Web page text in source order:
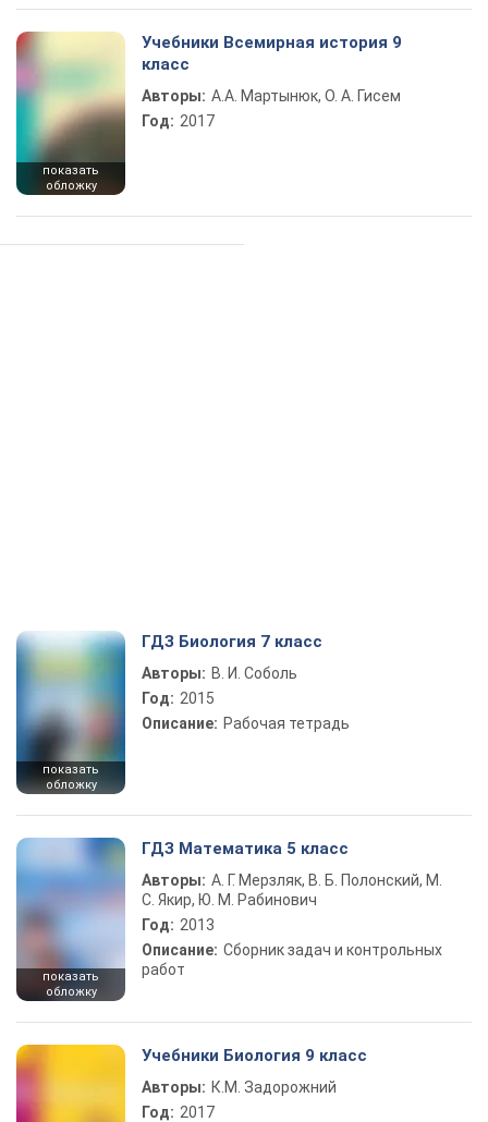
показать
обложку
Учебники Всемирная история 9
класс
Авторы: А.А. Мартынюк, О. А. Гисем
Год: 2017
показать
обложку
ГДЗ Биология 7 класс
Авторы: В. И. Соболь
Год: 2015
Описание: Рабочая тетрадь
показать
обложку
ГДЗ Математика 5 класс
Авторы: А. Г. Мерзляк, В. Б. Полонский, М.
С. Якир, Ю. М. Рабинович
Год: 2013
Описание: Сборник задач и контрольных
работ
Учебники Биология 9 класс
Авторы: К.М. Задорожний
Год: 2017